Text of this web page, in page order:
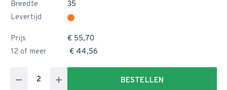
Breedte
35
Levertijd
Prijs
€ 55,70
12 of meer
€ 44,56
BESTELLEN